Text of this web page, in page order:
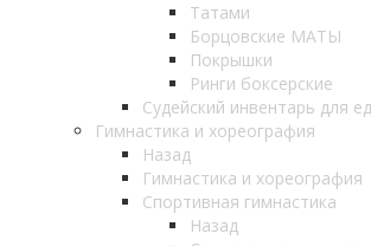
Татами
Борцовские МАТЫ
Покрышки
Ринги боксерские
Судейский инвентарь для
Гимнастика и хореография
Назад
Гимнастика и хореография
Спортивная гимнастика
Назад